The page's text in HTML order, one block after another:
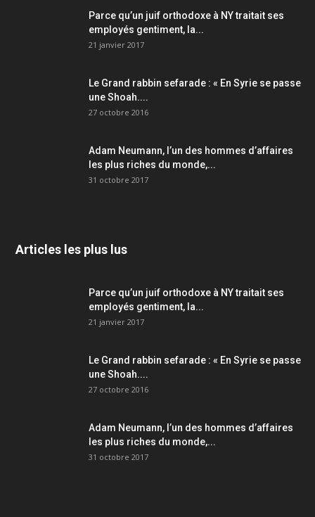
Parce qu’un juif orthodoxe à NY traitait ses
employés gentiment, la...
21 janvier 2017
Le Grand rabbin sefarade : « En Syrie se passe
une Shoah....
27 octobre 2016
Adam Neumann, l’un des hommes d’affaires
les plus riches du monde,...
31 octobre 2017
Articles les plus lus
Parce qu’un juif orthodoxe à NY traitait ses
employés gentiment, la...
21 janvier 2017
Le Grand rabbin sefarade : « En Syrie se passe
une Shoah....
27 octobre 2016
Adam Neumann, l’un des hommes d’affaires
les plus riches du monde,...
31 octobre 2017